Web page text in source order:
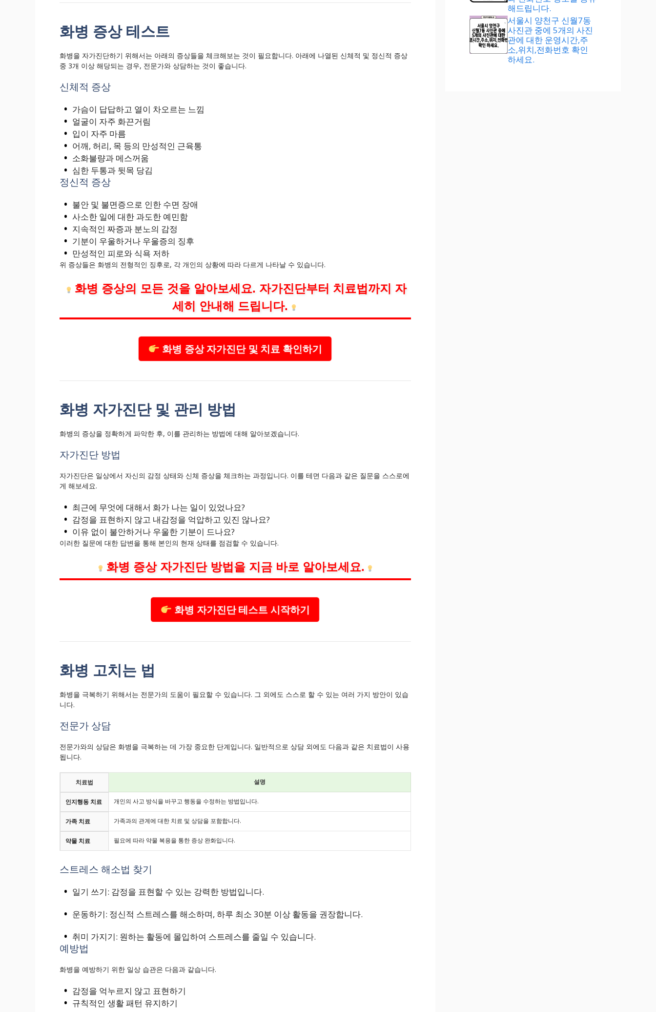
화병 증상 테스트
화병을 자가진단하기 위해서는 아래의 증상들을 체크해보는 것이 필요합니다. 아래에 나열된 신체적 및 정신적 증상
중 3개 이상 해당되는 경우, 전문가와 상담하는 것이 좋습니다.
신체적 증상
가슴이 답답하고 열이 차오르는 느낌
얼굴이 자주 화끈거림
입이 자주 마름
어깨, 허리, 목 등의 만성적인 근육통
소화불량과 메스꺼움
심한 두통과 뒷목 당김
정신적 증상
불안 및 불면증으로 인한 수면 장애
사소한 일에 대한 과도한 예민함
지속적인 짜증과 분노의 감정
기분이 우울하거나 우울증의 징후
만성적인 피로와 식욕 저하
위 증상들은 화병의 전형적인 징후로, 각 개인의 상황에 따라 다르게 나타날 수 있습니다.
화병 증상의 모든 것을 알아보세요. 자가진단부터 치료법까지 자
세히 안내해 드립니다.
화병 증상 자가진단 및 치료 확인하기
화병 자가진단 및 관리 방법
화병의 증상을 정확하게 파악한 후, 이를 관리하는 방법에 대해 알아보겠습니다.
자가진단 방법
자가진단은 일상에서 자신의 감정 상태와 신체 증상을 체크하는 과정입니다. 이를 테면 다음과 같은 질문을 스스로에
게 해보세요.
최근에 무엇에 대해서 화가 나는 일이 있었나요?
감정을 표현하지 않고 내감정을 억압하고 있진 않나요?
이유 없이 불안하거나 우울한 기분이 드나요?
이러한 질문에 대한 답변을 통해 본인의 현재 상태를 점검할 수 있습니다.
화병 증상 자가진단 방법을 지금 바로 알아보세요.
화병 자가진단 테스트 시작하기
화병 고치는 법
화병을 극복하기 위해서는 전문가의 도움이 필요할 수 있습니다. 그 외에도 스스로 할 수 있는 여러 가지 방안이 있습
니다.
전문가 상담
전문가와의 상담은 화병을 극복하는 데 가장 중요한 단계입니다. 일반적으로 상담 외에도 다음과 같은 치료법이 사용
됩니다.
치료법 설명
인지행동 치료 개인의 사고 방식을 바꾸고 행동을 수정하는 방법입니다.
가족 치료 가족과의 관계에 대한 치료 및 상담을 포함합니다.
약물 치료 필요에 따라 약물 복용을 통한 증상 완화입니다.
스트레스 해소법 찾기
일기 쓰기: 감정을 표현할 수 있는 강력한 방법입니다.
운동하기: 정신적 스트레스를 해소하며, 하루 최소 30분 이상 활동을 권장합니다.
취미 가지기: 원하는 활동에 몰입하여 스트레스를 줄일 수 있습니다.
예방법
화병을 예방하기 위한 일상 습관은 다음과 같습니다.
감정을 억누르지 않고 표현하기
규칙적인 생활 패턴 유지하기
해드립니다.
서울시 양천구 신월7동
사진관 중에 5개의 사진
관에 대한 운영시간,주
소,위치,전화번호 확인
하세요.